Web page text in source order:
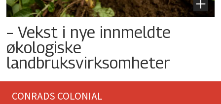
– Vekst i nye innmeldte
økologiske
landbruksvirksomheter
CONRADS COLONIAL